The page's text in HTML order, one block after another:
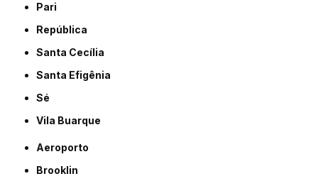
Pari
República
Santa Cecília
Santa Efigênia
Sé
Vila Buarque
Aeroporto
Brooklin